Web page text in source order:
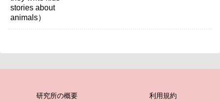
研究所の概要 利用規約